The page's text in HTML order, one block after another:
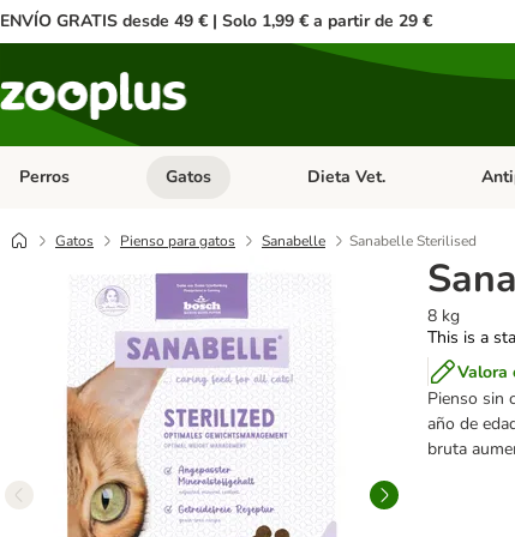
ENVÍO GRATIS desde 49 € | Solo 1,99 € a partir de 29 €
Perros Menú de categoria abierto: Perros
Gatos Menú de categoria abierto:
Dieta Vet.
Gatos Pienso para gatos Sanabelle Sanabelle Sterilised
8 kg
This is a
Valora
Pienso sin
año de
bruta